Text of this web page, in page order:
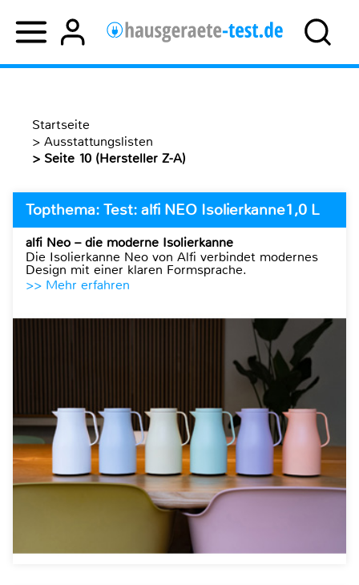
Startseite
> Ausstattungslisten
>
Seite 10 (Hersteller Z-A)
Topthema: Test: alfi NEO Isolierkanne1,0 L
alfi Neo – die moderne Isolierkanne
Die Isolierkanne Neo von Alfi verbindet modernes
Design mit einer klaren Formsprache.
>> Mehr erfahren